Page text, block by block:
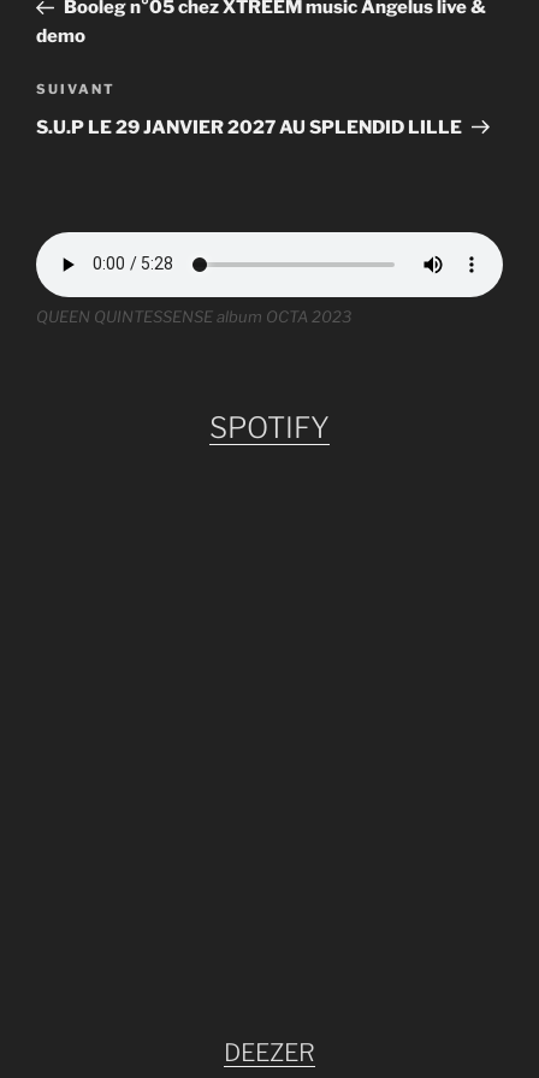
l’article
Booleg n°05 chez XTREEM music Angelus live &
demo
Article
suivant
SUIVANT
S.U.P LE 29 JANVIER 2027 AU SPLENDID LILLE
QUEEN QUINTESSENSE album OCTA 2023
SPOTIFY
DEEZER